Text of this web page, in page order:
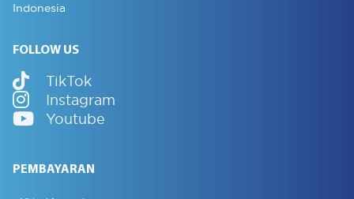
Indonesia
FOLLOW US
TikTok
Instagram
Youtube
PEMBAYARAN